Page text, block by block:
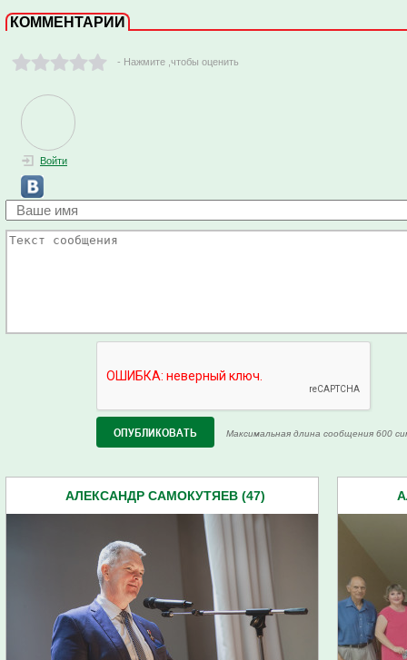
КОММЕНТАРИИ
- Нажмите ,чтобы оценить
Войти
Максимальная длина сообщения 600
АЛЕКСАНДР САМОКУТЯЕВ (47)